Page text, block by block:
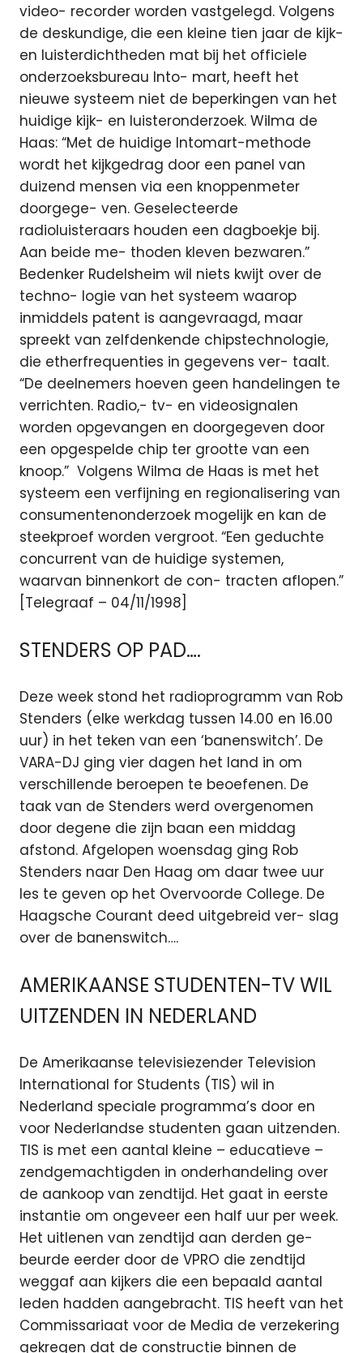
video- recorder worden vastgelegd. Volgens
de deskundige, die een kleine tien jaar de kijk-
en luisterdichtheden mat bij het officiele
onderzoeksbureau Into- mart, heeft het
nieuwe systeem niet de beperkingen van het
huidige kijk- en luisteronderzoek. Wilma de
Haas: “Met de huidige Intomart-methode
wordt het kijkgedrag door een panel van
duizend mensen via een knoppenmeter
doorgege- ven. Geselecteerde
radioluisteraars houden een dagboekje bij.
Aan beide me- thoden kleven bezwaren.”
Bedenker Rudelsheim wil niets kwijt over de
techno- logie van het systeem waarop
inmiddels patent is aangevraagd, maar
spreekt van zelfdenkende chipstechnologie,
die etherfrequenties in gegevens ver- taalt.
“De deelnemers hoeven geen handelingen te
verrichten. Radio,- tv- en videosignalen
worden opgevangen en doorgegeven door
een opgespelde chip ter grootte van een
knoop.” Volgens Wilma de Haas is met het
systeem een verfijning en regionalisering van
consumentenonderzoek mogelijk en kan de
steekproef worden vergroot. “Een geduchte
concurrent van de huidige systemen,
waarvan binnenkort de con- tracten aflopen.”
[Telegraaf – 04/11/1998]
STENDERS OP PAD….
Deze week stond het radioprogramm van Rob
Stenders (elke werkdag tussen 14.00 en 16.00
uur) in het teken van een ‘banenswitch’. De
VARA-DJ ging vier dagen het land in om
verschillende beroepen te beoefenen. De
taak van de Stenders werd overgenomen
door degene die zijn baan een middag
afstond. Afgelopen woensdag ging Rob
Stenders naar Den Haag om daar twee uur
les te geven op het Overvoorde College. De
Haagsche Courant deed uitgebreid ver- slag
over de banenswitch….
AMERIKAANSE STUDENTEN-TV WIL
UITZENDEN IN NEDERLAND
De Amerikaanse televisiezender Television
International for Students (TIS) wil in
Nederland speciale programma’s door en
voor Nederlandse studenten gaan uitzenden.
TIS is met een aantal kleine – educatieve –
zendgemachtigden in onderhandeling over
de aankoop van zendtijd. Het gaat in eerste
instantie om ongeveer een half uur per week.
Het uitlenen van zendtijd aan derden ge-
beurde eerder door de VPRO die zendtijd
weggaf aan kijkers die een bepaald aantal
leden hadden aangebracht. TIS heeft van het
Commissariaat voor de Media de verzekering
gekregen dat de constructie binnen de